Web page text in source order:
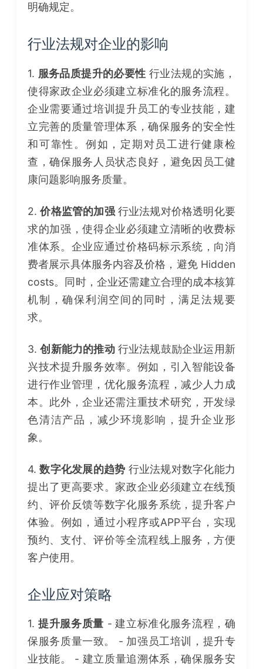
明确规定。
行业法规对企业的影响
1. 服务品质提升的必要性 行业法规的实施，
使得家政企业必须建立标准化的服务流程。
企业需要通过培训提升员工的专业技能，建
立完善的质量管理体系，确保服务的安全性
和可靠性。例如，定期对员工进行健康检
查，确保服务人员状态良好，避免因员工健
康问题影响服务质量。
2.价格监管的加强行业法规对价格透明化要
求的加强，使得企业必须建立清晰的收费标
准体系。企业应通过价格码标示系统，向消
费者展示具体服务内容及价格，避免 Hidden
costs。同时，企业还需建立合理的成本核算
机制，确保利润空间的同时，满足法规要
求。
3.创新能力的推动行业法规鼓励企业运用新
兴技术提升服务效率。例如，引入智能设备
进行作业管理，优化服务流程，减少人力成
本。此外，企业还需注重技术研究，开发绿
色清洁产品，减少环境影响，提升企业形
象。
4.数字化发展的趋势 行业法规对数字化能力
提出了更高要求。家政企业必须建立在线预
约、评价反馈等数字化服务系统，提升客户
体验。例如，通过小程序或APP平台，实现
预约、支付、评价等全流程线上服务，方便
客户使用。
企业应对策略
1. 提升服务质量 - 建立标准化服务流程，确
保服务质量一致。 - 加强员工培训，提升专
业技能。 - 建立质量追溯体系，确保服务安